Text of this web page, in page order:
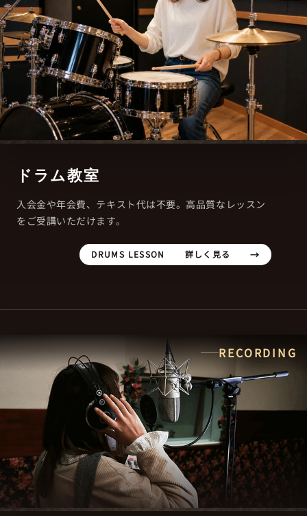
ドラム教室
入会金や年会費、テキスト代は不要。高品質なレッスン
をご受講いただけます。
DRUMS LESSON 詳しく見る
RECORDING